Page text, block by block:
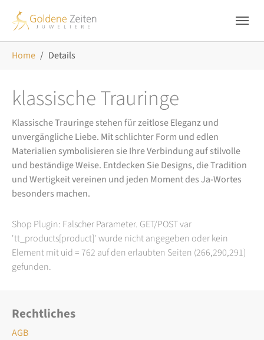
Home Details
klassische Trauringe
Klassische Trauringe stehen für zeitlose Eleganz und
unvergängliche Liebe. Mit schlichter Form und edlen
Materialien symbolisieren sie Ihre Verbindung auf stilvolle
und beständige Weise. Entdecken Sie Designs, die Tradition
und Wertigkeit vereinen und jeden Moment des Ja-Wortes
besonders machen.
Shop Plugin: Falscher Parameter. GET/POST var
'tt_products[product]' wurde nicht angegeben oder kein
Element mit uid = 762 auf den erlaubten Seiten (266,290,291)
gefunden.
Rechtliches
AGB